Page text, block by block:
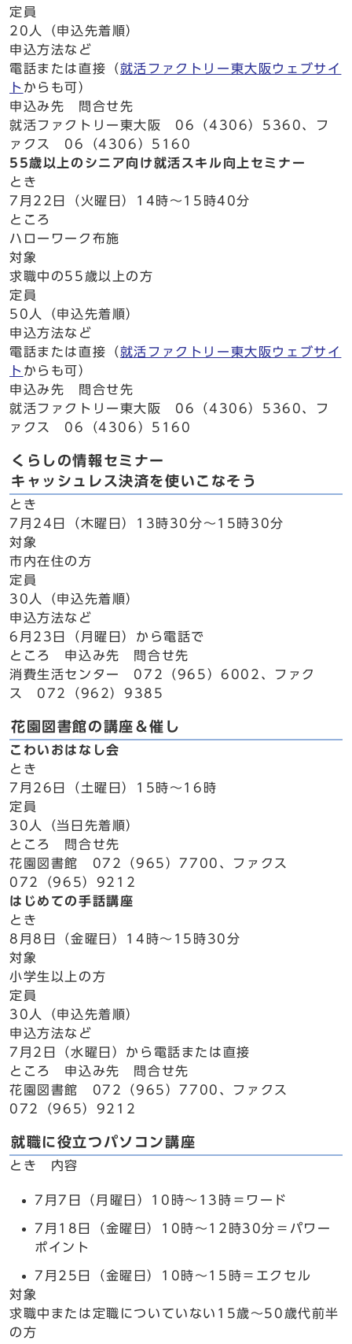
定員
20人（申込先着順）
申込方法など
電話または直接（就活ファクトリー東大阪ウェブサイ
ト からも可）
申込み先 問合せ先
就活ファクトリー東大阪 06（4306）5360、フ
ァクス 06（4306）5160
55歳以上のシニア向け就活スキル向上セミナー
とき
7月22日（火曜日）14時～15時40分
ところ
ハローワーク布施
対象
求職中の55歳以上の方
定員
50人（申込先着順）
申込方法など
電話または直接（就活ファクトリー東大阪ウェブサイ
ト からも可）
申込み先 問合せ先
就活ファクトリー東大阪 06（4306）5360、フ
ァクス 06（4306）5160
くらしの情報セミナー
キャッシュレス決済を使いこなそう
とき
7月24日（木曜日）13時30分～15時30分
対象
市内在住の方
定員
30人（申込先着順）
申込方法など
6月23日（月曜日）から電話で
ところ 申込み先 問合せ先
消費生活センター 072（965）6002、ファク
ス 072（962）9385
花園図書館の講座＆催し
こわいおはなし会
とき
7月26日（土曜日）15時～16時
定員
30人（当日先着順）
ところ 問合せ先
花園図書館 072（965）7700、ファクス
072（965）9212
はじめての手話講座
とき
8月8日（金曜日）14時～15時30分
対象
小学生以上の方
定員
30人（申込先着順）
申込方法など
7月2日（水曜日）から電話または直接
ところ 申込み先 問合せ先
花園図書館 072（965）7700、ファクス
072（965）9212
就職に役立つパソコン講座
とき 内容
7月7日（月曜日）10時～13時＝ワード
7月18日（金曜日）10時～12時30分＝パワー
ポイント
7月25日（金曜日）10時～15時＝エクセル
対象
求職中または定職についていない15歳～50歳代前半
の方